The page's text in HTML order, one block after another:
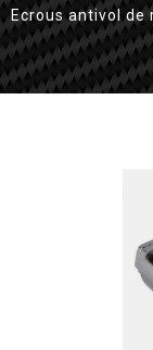
Ecrous antivol de